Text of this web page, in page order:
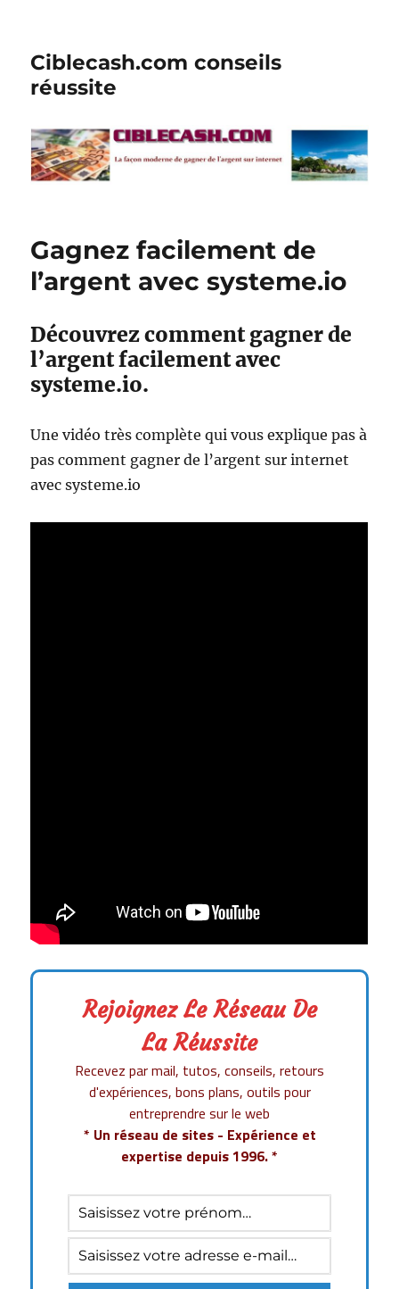
Ciblecash.com conseils
réussite
Gagnez facilement de
l’argent avec systeme.io
Découvrez comment gagner de
l’argent facilement avec
systeme.io.
Une vidéo très complète qui vous explique pas à
pas comment gagner de l’argent sur internet
avec systeme.io
Rejoignez Le Réseau De
La Réussite
Recevez par mail, tutos, conseils, retours
d'expériences, bons plans, outils pour
entreprendre sur le web
* Un réseau de sites - Expérience et
expertise depuis 1996. *